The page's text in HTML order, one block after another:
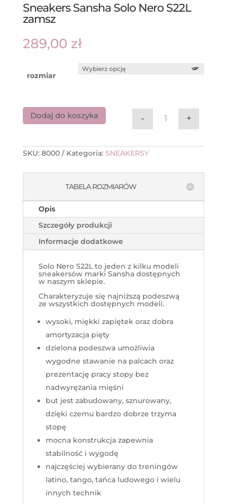
Sneakers Sansha Solo Nero S22L
zamsz
289,00 zł
rozmiar
ilość Sneakers
- +
Dodaj do koszyka
SKU: 8000 Kategoria: SNEAKERSY
TABELA ROZMIARÓW
Opis
Szczegóły produkcji
Informacje dodatkowe
Solo Nero S22L to jeden z kilku modeli
sneakersów marki Sansha dostępnych
w naszym sklepie.
Charakteryzuje się najniższą podeszwą
ze wszystkich dostępnych modeli.
wysoki, miękki zapiętek oraz dobra
amortyzacja pięty
dzielona podeszwa umożliwia
wygodne stawanie na palcach oraz
prezentację pracy stopy bez
nadwyrężania mięśni
but jest zabudowany, sznurowany,
dzięki czemu bardzo dobrze trzyma
stopę
mocna konstrukcja zapewnia
stabilność i wygodę
najczęściej wybierany do treningów
latino, tango, tańca ludowego i wielu
innych technik